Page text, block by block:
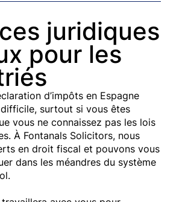
juridiques
pour les
d’impôts en Espagne
difficile, surtout si vous êtes
vous ne connaissez pas les lois
À Fontanals Solicitors, nous
en droit fiscal et pouvons vous
dans les méandres du système